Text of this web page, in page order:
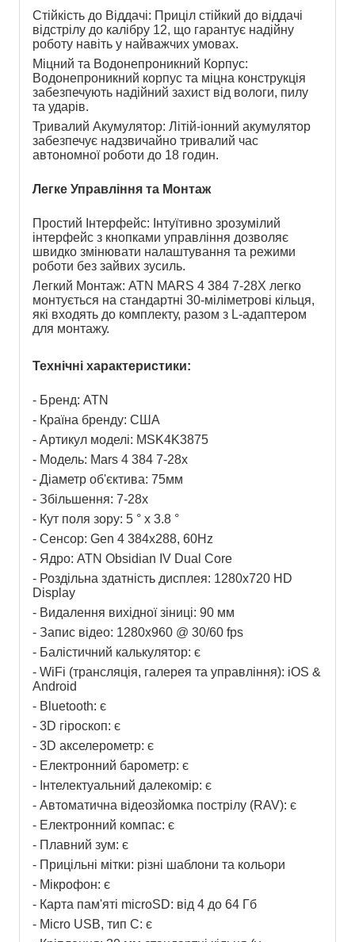
Стійкість до Віддачі: Приціл стійкий до віддачі
відстрілу до калібру 12, що гарантує надійну
роботу навіть у найважчих умовах.
Міцний та Водонепроникний Корпус:
Водонепроникний корпус та міцна конструкція
забезпечують надійний захист від вологи, пилу
та ударів.
Тривалий Акумулятор: Літій-іонний акумулятор
забезпечує надзвичайно тривалий час
автономної роботи до 18 годин.
Легке Управління та Монтаж
Простий Інтерфейс: Інтуїтивно зрозумілий
інтерфейс з кнопками управління дозволяє
швидко змінювати налаштування та режими
роботи без зайвих зусиль.
Легкий Монтаж: ATN MARS 4 384 7-28X легко
монтується на стандартні 30-міліметрові кільця,
які входять до комплекту, разом з L-адаптером
для монтажу.
Технічні характеристики:
- Бренд: ATN
- Країна бренду: США
- Артикул моделі: MSK4K3875
- Модель: Mars 4 384 7-28x
- Діаметр об'єктива: 75мм
- Збільшення: 7-28x
- Кут поля зору: 5 ° x 3.8 °
- Сенсор: Gen 4 384x288, 60Hz
- Ядро: ATN Obsidian IV Dual Core
- Роздільна здатність дисплея: 1280x720 HD
Display
- Видалення вихідної зіниці: 90 мм
- Запис відео: 1280x960 @ 30/60 fps
- Балістичний калькулятор: є
- WiFi (трансляція, галерея та управління): iOS &
Android
- Bluetooth: є
- 3D гіроскоп: є
- 3D акселерометр: є
- Електронний барометр: є
- Інтелектуальний далекомір: є
- Автоматична відеозйомка пострілу (RAV): є
- Електронний компас: є
- Плавний зум: є
- Прицільні мітки: різні шаблони та кольори
- Мікрофон: є
- Карта пам'яті microSD: від 4 до 64 Гб
- Micro USB, тип C: є